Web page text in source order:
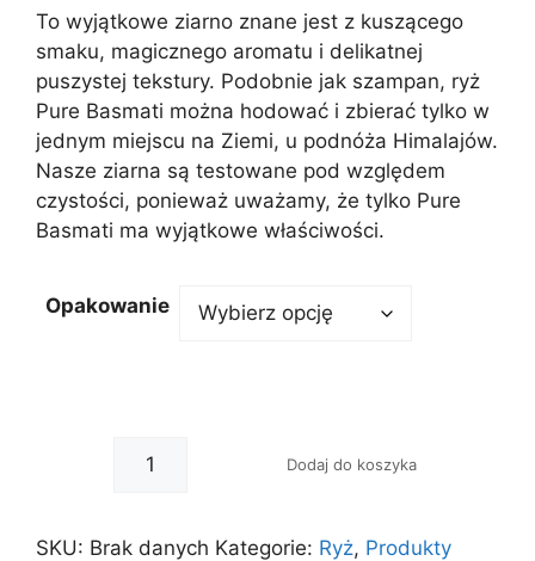
To wyjątkowe ziarno znane jest z kuszącego
smaku, magicznego aromatu i delikatnej
puszystej tekstury. Podobnie jak szampan, ryż
Pure Basmati można hodować i zbierać tylko w
jednym miejscu na Ziemi, u podnóża Himalajów.
Nasze ziarna są testowane pod względem
czystości, ponieważ uważamy, że tylko Pure
Basmati ma wyjątkowe właściwości.
Opakowanie
Dodaj do koszyka
SKU: Brak danych Kategorie: Ryż, Produkty